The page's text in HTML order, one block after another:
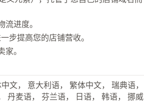
进度。
步提高您的店铺营收。
。
文， 意大利语， 繁体中文， 瑞典语，
丹麦语， 芬兰语， 日语， 韩语， 挪威